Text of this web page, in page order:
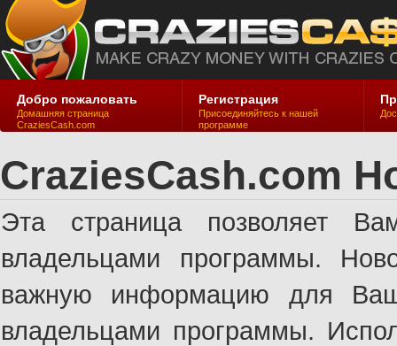
Добро пожаловать
Домашняя страница
CraziesCash.com
Регистрация
Присоединяйтесь к нашей
программе
CraziesCash.com
Эта страница позволяет
владельцами программы.
важную информацию для
владельцами программы.